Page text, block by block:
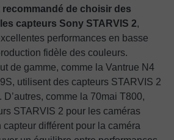
recommandé de choisir des
capteurs Sony STARVIS 2,
performances en basse
fidèle des couleurs.
de gamme, comme la Vantrue N4
utilisent des capteurs STARVIS 2
comme la 70mai T800,
STARVIS 2 pour les caméras
capteur différent pour la caméra